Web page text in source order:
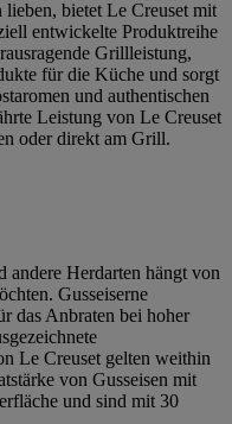
bietet Le Creuset mit
entwickelte Produktreihe
Grillleistung,
für die Küche und sorgt
und authentischen
Leistung von Le Creuset
oder direkt am Grill.
Herdarten hängt von
Gusseiserne
das Anbraten bei hoher
Le Creuset gelten weithin
von Gusseisen mit
und sind mit 30